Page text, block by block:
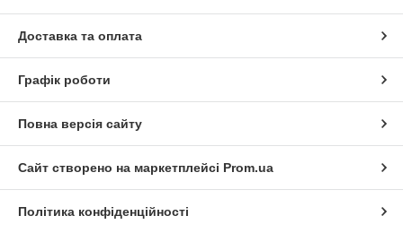
Доставка та оплата
Графік роботи
Повна версія сайту
Сайт створено на маркетплейсі Prom.ua
Політика конфіденційності